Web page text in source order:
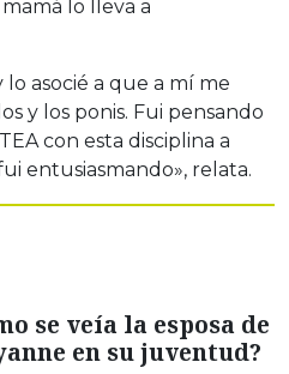
lo lleva a
lo asocié a que a mí me
y los ponis. Fui pensando
con esta disciplina a
entusiasmando», relata.
se veía la esposa de
en su juventud?